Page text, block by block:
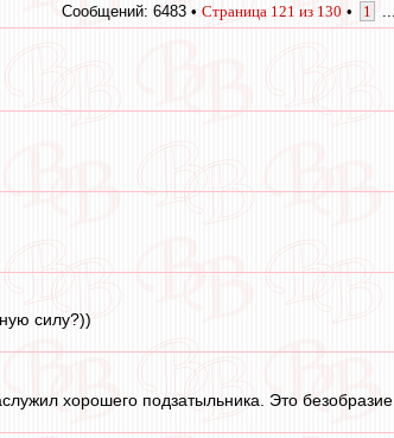
Сообщений: 6483 • Страница 121 из 130 • 1
силу?))
хорошего подзатыльника. Это безобразие.